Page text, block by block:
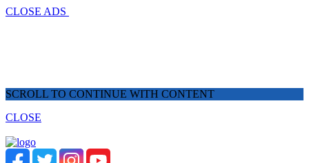
CLOSE ADS
SCROLL TO CONTINUE WITH CONTENT
CLOSE